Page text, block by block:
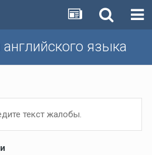
языка
текст жалобы.